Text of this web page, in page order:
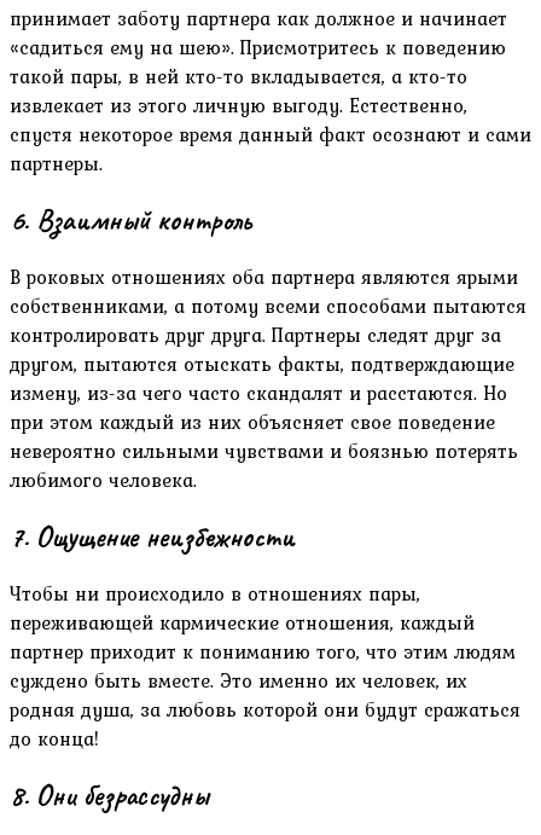
принимает заботу партнера как должное и начинает
«садиться ему на шею». Присмотритесь к поведению
такой пары, в ней кто-то вкладывается, а кто-то
извлекает из этого личную выгоду. Естественно,
спустя некоторое время данный факт осознают и сами
партнеры.
6. Взаимный контроль
В роковых отношениях оба партнера являются ярыми
собственниками, а потому всеми способами пытаются
контролировать друг друга. Партнеры следят друг за
другом, пытаются отыскать факты, подтверждающие
измену, из-за чего часто скандалят и расстаются. Но
при этом каждый из них объясняет свое поведение
невероятно сильными чувствами и боязнью потерять
любимого человека.
7. Ощущение неизбежности
Чтобы ни происходило в отношениях пары,
переживающей кармические отношения, каждый
партнер приходит к пониманию того, что этим людям
суждено быть вместе. Это именно их человек, их
родная душа, за любовь которой они будут сражаться
до конца!
8. Они безрассудны